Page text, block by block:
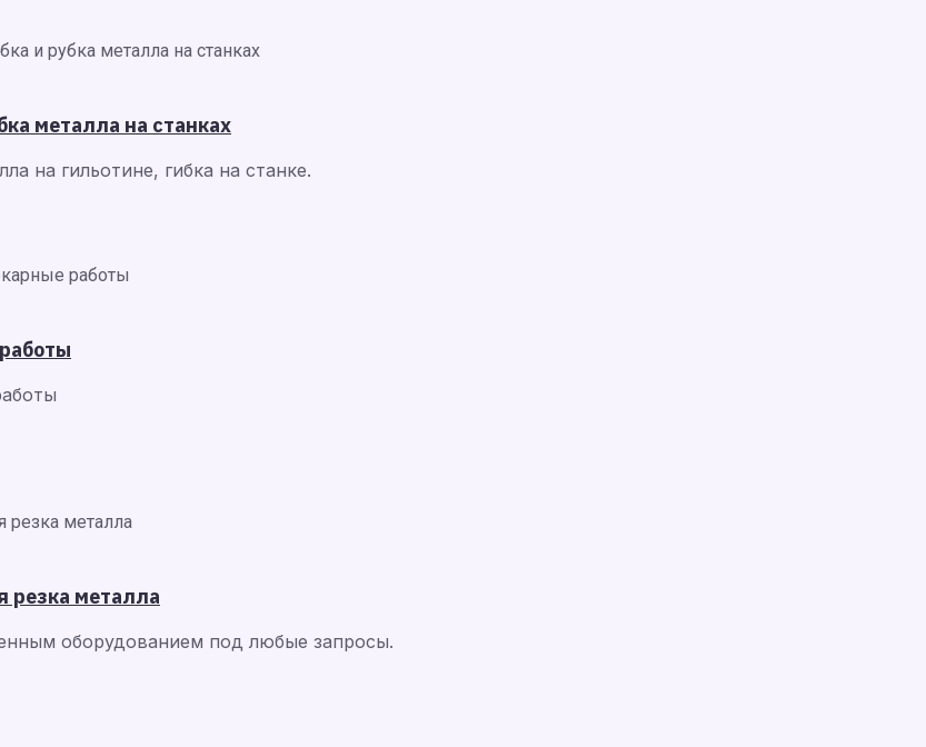
металла на станках
на гильотине, гибка на станке.
резка металла
оборудованием под любые запросы.